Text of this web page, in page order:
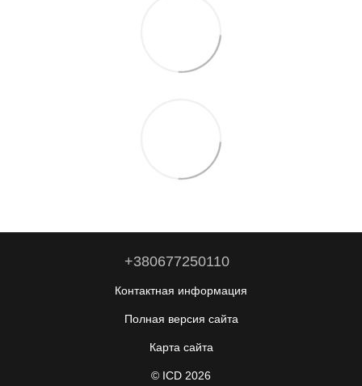
+380677250110
Контактная информация
Полная версия сайта
Карта сайта
© ICD 2026